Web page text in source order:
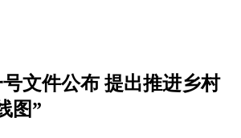
文件公布 提出推进乡村
图”